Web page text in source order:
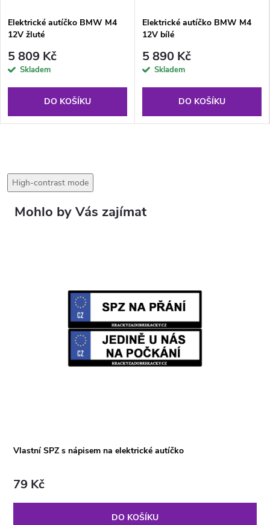
Elektrické autíčko BMW M4
12V žluté
5 809 Kč
Skladem
DO KOŠÍKU
Elektrické autíčko BMW M4
12V bílé
5 890 Kč
Skladem
DO KOŠÍKU
High-contrast mode
Vlastní SPZ s nápisem na elektrické autíčko
79 Kč
DO KOŠÍKU